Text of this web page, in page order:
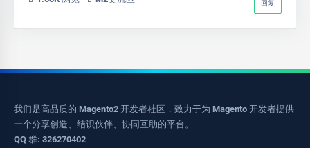
回复
我们是高品质的 Magento2 开发者社区，致力于为 Magento 开发者提供
一个分享创造、结识伙伴、协同互助的平台。
QQ 群: 326270402